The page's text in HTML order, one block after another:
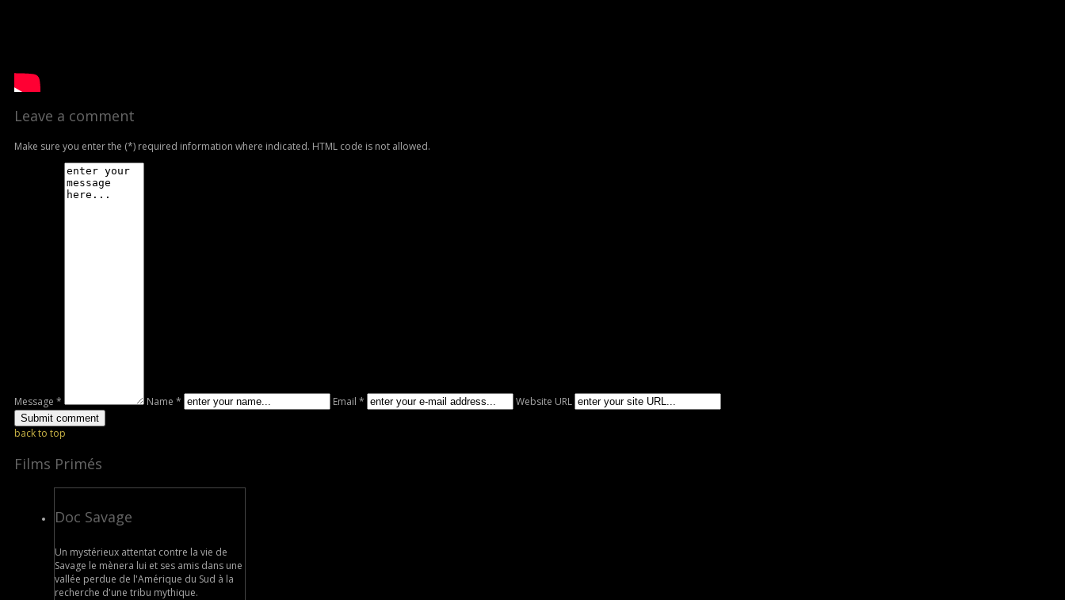
Leave a comment
Make sure you enter the (*) required information where indicated. HTML code is not allowed.
Message * Name * Email * Website URL
back to top
Films Primés
Doc Savage
Un mystérieux attentat contre la vie de
Savage le mènera lui et ses amis dans une
vallée perdue de l'Amérique du Sud à la
recherche d'une tribu mythique.